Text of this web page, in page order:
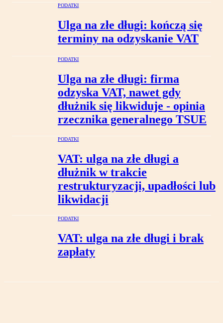
PODATKI
Ulga na złe długi: kończą się
terminy na odzyskanie VAT
PODATKI
Ulga na złe długi: firma
odzyska VAT, nawet gdy
dłużnik się likwiduje - opinia
rzecznika generalnego TSUE
PODATKI
VAT: ulga na złe długi a
dłużnik w trakcie
restrukturyzacji, upadłości lub
likwidacji
PODATKI
VAT: ulga na złe długi i brak
zapłaty